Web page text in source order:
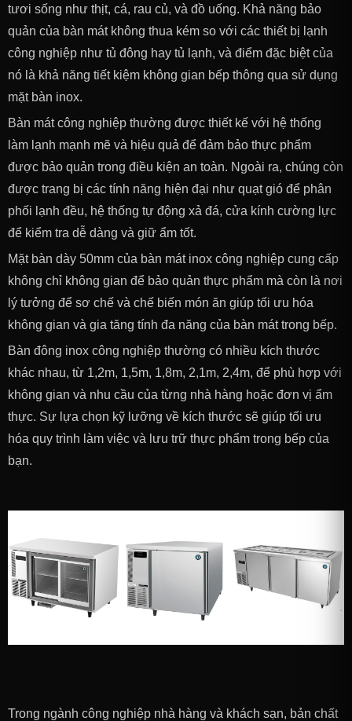
tươi sống như thịt, cá, rau củ, và đồ uống. Khả năng bảo
quản của bàn mát không thua kém so với các thiết bị lạnh
công nghiệp như tủ đông hay tủ lạnh, và điểm đặc biệt của
nó là khả năng tiết kiệm không gian bếp thông qua sử dụng
mặt bàn inox.
Bàn mát công nghiệp thường được thiết kế với hệ thống
làm lạnh mạnh mẽ và hiệu quả để đảm bảo thực phẩm
được bảo quản trong điều kiện an toàn. Ngoài ra, chúng còn
được trang bị các tính năng hiện đại như quạt gió để phân
phối lạnh đều, hệ thống tự động xả đá, cửa kính cường lực
để kiểm tra dễ dàng và giữ ẩm tốt.
Mặt bàn dày 50mm của bàn mát inox công nghiệp cung cấp
không chỉ không gian để bảo quản thực phẩm mà còn là nơi
lý tưởng để sơ chế và chế biến món ăn giúp tối ưu hóa
không gian và gia tăng tính đa năng của bàn mát trong bếp.
Bàn đông inox công nghiệp thường có nhiều kích thước
khác nhau, từ 1,2m, 1,5m, 1,8m, 2,1m, 2,4m, để phù hợp với
không gian và nhu cầu của từng nhà hàng hoặc đơn vị ẩm
thực. Sự lựa chọn kỹ lưỡng về kích thước sẽ giúp tối ưu
hóa quy trình làm việc và lưu trữ thực phẩm trong bếp của
bạn.
Trong ngành công nghiệp nhà hàng và khách sạn, bản chất